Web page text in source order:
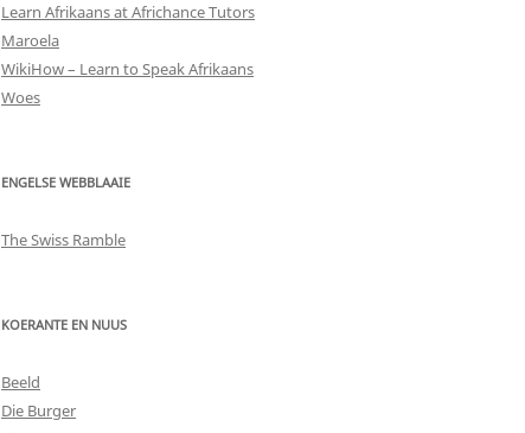
Learn Afrikaans at Africhance Tutors
Maroela
WikiHow – Learn to Speak Afrikaans
Woes
ENGELSE WEBBLAAIE
The Swiss Ramble
KOERANTE EN NUUS
Beeld
Die Burger